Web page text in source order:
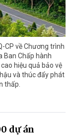
CP về Chương trình
Ban Chấp hành
hiệu quả bảo vệ
và thúc đẩy phát
thấp.
dự án